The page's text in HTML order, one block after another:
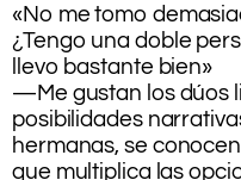
«No me tomo
¿Tengo una doble
llevo bastante bien»
—Me gustan los dúos
posibilidades
hermanas, se
que multiplica las